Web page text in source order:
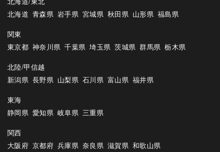
北海道 青森県 岩手県 宮城県 秋田県 山形県 福島県
関東
東京都 神奈川県 千葉県 埼玉県 茨城県 群馬県 栃木県
北陸/甲信越
新潟県 長野県 山梨県 石川県 富山県 福井県
東海
静岡県 愛知県 岐阜県 三重県
関西
大阪府 京都府 兵庫県 奈良県 滋賀県 和歌山県